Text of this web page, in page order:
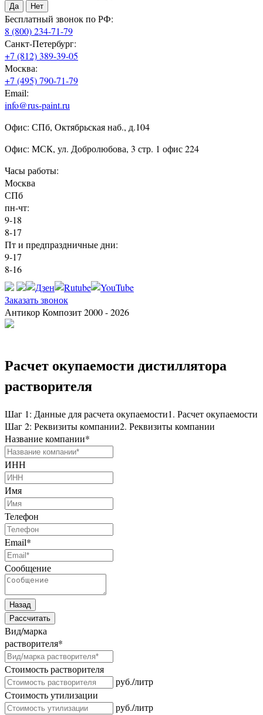
Да Нет
Бесплатный звонок по РФ:
8 (800) 234-71-79
Санкт-Петербург:
+7 (812) 389-39-05
Москва:
+7 (495) 790-71-79
Email:
info@rus-paint.ru
Офис: СПб, Октябрьская наб., д.104
Офис: МСК, ул. Добролюбова, 3 стр. 1 офис 224
Часы работы:
Москва
СПб
пн-чт:
9-18
8-17
Пт и предпраздничные дни:
9-17
8-16
Заказать звонок
Антикор Композит 2000 - 2026
Расчет окупаемости дистиллятора
растворителя
Шаг 1: Данные для расчета окупаемости1. Расчет окупаемости
Шаг 2: Реквизиты компании2. Реквизиты компании
Название компании*
ИНН
Имя
Телефон
Email*
Сообщение
Назад
Рассчитать
Вид/марка
растворителя*
Стоимость растворителя
руб./литр
Стоимость утилизации
руб./литр